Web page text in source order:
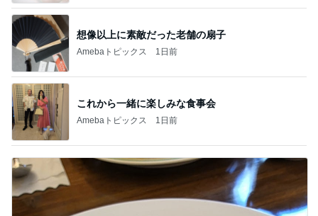
想像以上に素敵だった老舗の扇子
Amebaトピックス 1日前
これから一緒に楽しみな食事会
Amebaトピックス 1日前